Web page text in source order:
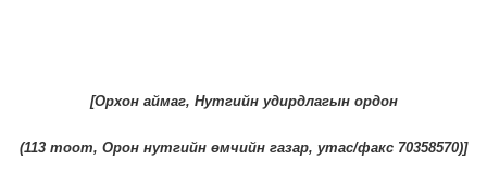
[Орхон аймаг, Нутгийн удирдлагын ордон
(113 тоот, Орон нутгийн өмчийн газар, утас/факс 70358570)]